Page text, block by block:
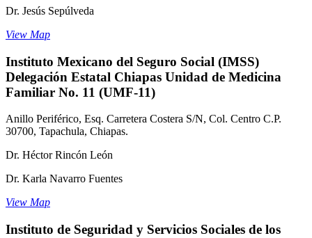
Dr. Jesús Sepúlveda
View Map
Instituto Mexicano del Seguro Social (IMSS)
Delegación Estatal Chiapas Unidad de Medicina
Familiar No. 11 (UMF-11)
Anillo Periférico, Esq. Carretera Costera S/N, Col. Centro C.P.
30700, Tapachula, Chiapas.
Dr. Héctor Rincón León
Dr. Karla Navarro Fuentes
View Map
Instituto de Seguridad y Servicios Sociales de los